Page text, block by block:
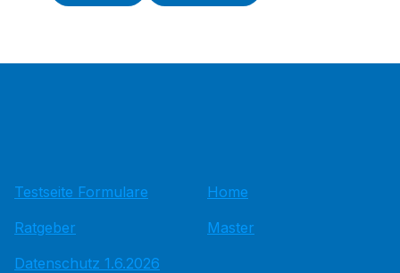
Testseite Formulare
Ratgeber
Datenschutz 1.6.2026
Home
Master